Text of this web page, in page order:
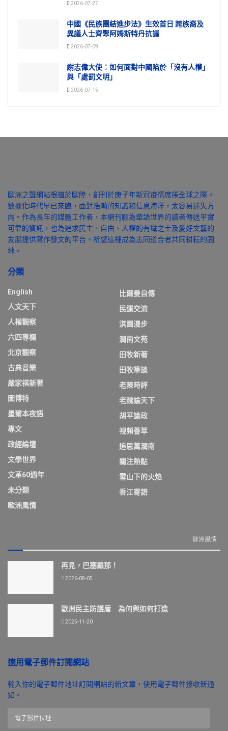
2026-07-27
中國《民族團結進步法》生效首日 跨族裔及
異議人士齊聚阿姆斯特丹抗議
2026-07-09
謝志偉大使：如何面對中國陷於「沒有人權」
與「處罰文明」
2026-07-15
歐洲之聲網站根植於歐陸，創刊於庚子年新冠疫情席捲全球之際。
數據化時代早已來臨，面對浩瀚的知識和信息海洋，太容易迷失方
向。作為長年的媒體工作者，本網刊願為華語世界的讀者傳送平實
可靠的資訊，也為追求民主、自由、人權的有識之士及愛好文藝的
友朋提供寫作發文的平台。祈望這裡成為志同道合者共同耕耘的園
地。
分類
English
人文天下
人權觀察
六四專欄
北京觀察
古典音樂
嚴家祺新著
圖博特
墨爾本夜語
專文
政經論壇
文學世界
文革60週年
未分類
歐洲風情
比爾曼自傳
民運交流
淇園漫步
潤南文苑
田牧新著
田牧筆談
老陳時評
老魏論天下
胡平論政
視頻薈萃
追思萬潤南
關注熱點
雪山下的火焰
香江寄語
歐洲風情
再見，巴塞羅那！
2026-08-05
歐洲民主防護盾 為何與如何打造
2025-11-20
適用電子郵件訂閱網站
輸入你的電子郵件地址訂閱網站的新文章，使用電子郵件接收新通
知。